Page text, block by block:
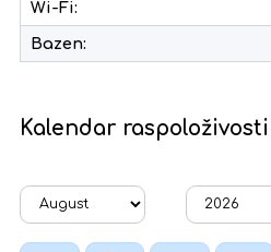
Wi-Fi:
Bazen:
Kalendar raspoloživosti